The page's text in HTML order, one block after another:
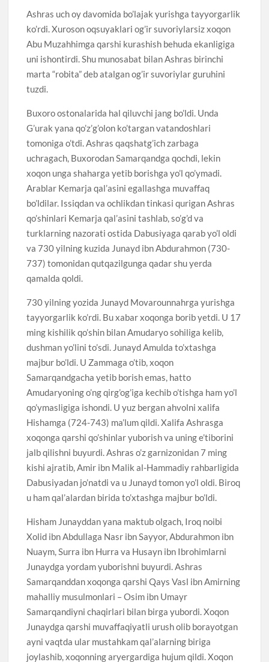
Ashras uch oy davomida bo’lajak yurishga tayyorgarlik
ko’rdi. Xuroson oqsuyaklari og’ir suvoriylarsiz xoqon
Abu Muzahhimga qarshi kurashish behuda ekanligiga
uni ishontirdi. Shu munosabat bilan Ashras birinchi
marta “robita” deb atalgan og’ir suvoriylar guruhini
tuzdi.
Buxoro ostonalarida hal qiluvchi jang bo’ldi. Unda
G’urak yana qo’z’g’olon ko’targan vatandoshlari
tomoniga o’tdi. Ashras qaqshatg’ich zarbaga
uchragach, Buxorodan Samarqandga qochdi, lekin
xoqon unga shaharga yetib borishga yo’l qo’ymadi.
Arablar Kemarja qal’asini egallashga muvaffaq
bo’ldilar. Issiqdan va ochlikdan tinkasi qurigan Ashras
qo’shinlari Kemarja qal’asini tashlab, so’g’d va
turklarning nazorati ostida Dabusiyaga qarab yo’l oldi
va 730 yilning kuzida Junayd ibn Abdurahmon (730-
737) tomonidan qutqazilgunga qadar shu yerda
qamalda qoldi.
730 yilning yozida Junayd Movarounnahrga yurishga
tayyorgarlik ko’rdi. Bu xabar xoqonga borib yetdi. U 17
ming kishilik qo’shin bilan Amudaryo sohiliga kelib,
dushman yo’lini to’sdi. Junayd Amulda to’xtashga
majbur bo’ldi. U Zammaga o’tib, xoqon
Samarqandgacha yetib borish emas, hatto
Amudaryoning o’ng qirg’og’iga kechib o’tishga ham yo’l
qo’ymasligiga ishondi. U yuz bergan ahvolni xalifa
Hishamga (724-743) ma’lum qildi. Xalifa Ashrasga
xoqonga qarshi qo’shinlar yuborish va uning e’tiborini
jalb qilishni buyurdi. Ashras o’z garnizonidan 7 ming
kishi ajratib, Amir ibn Malik al-Hammadiy rahbarligida
Dabusiyadan jo’natdi va u Junayd tomon yo’l oldi. Biroq
u ham qal’alardan birida to’xtashga majbur bo’ldi.
Hisham Junayddan yana maktub olgach, Iroq noibi
Xolid ibn Abdullaga Nasr ibn Sayyor, Abdurahmon ibn
Nuaym, Surra ibn Hurra va Husayn ibn Ibrohimlarni
Junaydga yordam yuborishni buyurdi. Ashras
Samarqanddan xoqonga qarshi Qays Vasl ibn Amirning
mahalliy musulmonlari – Osim ibn Umayr
Samarqandiyni chaqirlari bilan birga yubordi. Xoqon
Junaydga qarshi muvaffaqiyatli urush olib borayotgan
ayni vaqtda ular mustahkam qal’alarning biriga
joylashib, xoqonning aryergardiga hujum qildi. Xoqon